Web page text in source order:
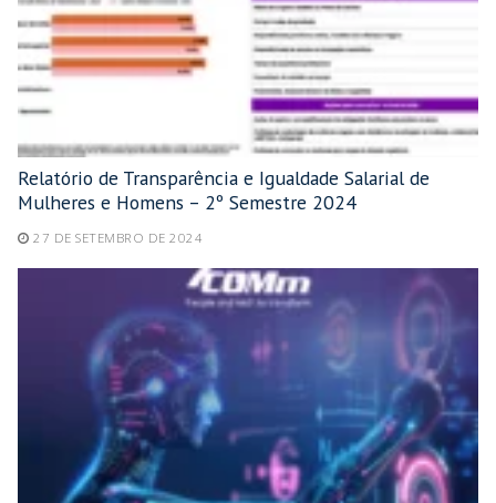
Relatório de Transparência e Igualdade Salarial de
Mulheres e Homens – 2º Semestre 2024
27 DE SETEMBRO DE 2024